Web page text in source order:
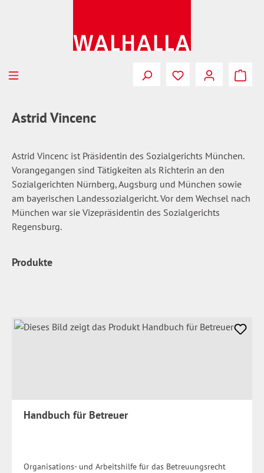
Du hast 0
Astrid Vincenc
Astrid Vincenc ist Präsidentin des Sozialgerichts München.
Vorangegangen sind Tätigkeiten als Richterin an den
Sozialgerichten Nürnberg, Augsburg und München sowie
am bayerischen Landessozialgericht. Vor dem Wechsel nach
München war sie Vizepräsidentin des Sozialgerichts
Regensburg.
Produkte
Handbuch für Betreuer
Organisations- und Arbeitshilfe für das Betreuungsrecht